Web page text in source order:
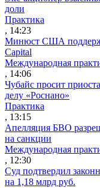
доли
Практика
, 14:23
Минюст США
Capital
Международная
, 14:06
Чубайс просит
делу «Роснано»
Практика
, 13:15
Апелляция БВО
на санкции
Международная
, 12:30
Суд подтвердил
на 1,18 млрд руб.